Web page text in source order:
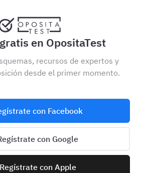
en OpositaTest
recursos de expertos y
desde el primer momento.
con Facebook
con Google
Regístrate con Apple